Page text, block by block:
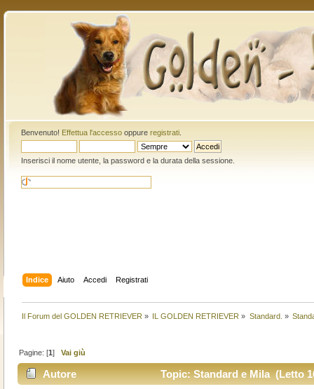
Benvenuto! Effettua l'accessooppure registrati.
Inserisci il nome utente, la password e la durata della sessione.
Indice Aiuto Accedi Registrati
Il Forum del GOLDEN RETRIEVER » IL GOLDEN RETRIEVER » Standard. »
Pagine: [1]Vai giù
Autore Topic: Standard e Mila (Letto